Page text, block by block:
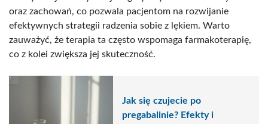
oraz zachowań, co pozwala pacjentom na rozwijanie
efektywnych strategii radzenia sobie z lękiem. Warto
zauważyć, że terapia ta często wspomaga farmakoterapię,
co z kolei zwiększa jej skuteczność.
Jak się czujecie po
pregabalinie? Efekty i